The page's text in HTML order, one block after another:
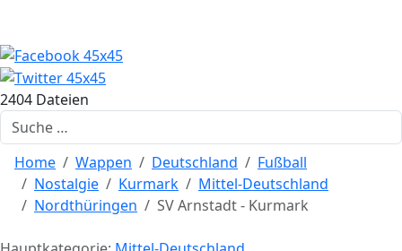
2404 Dateien
Suchen
Home Wappen Deutschland
Fußball
Nostalgie
Kurmark
Mittel-Deutschland
Nordthüringen
SV Arnstadt - Kurmark